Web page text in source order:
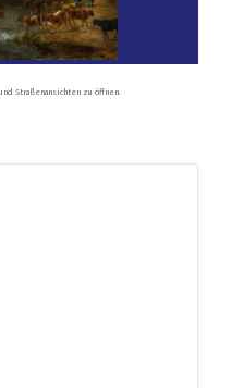
Straßenansichten zu öffnen.